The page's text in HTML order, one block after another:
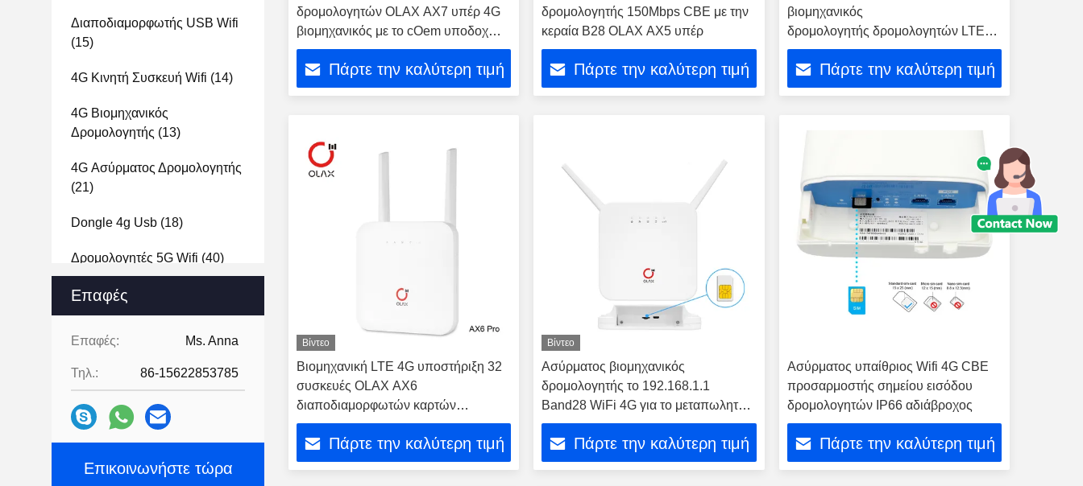
Διαποδιαμορφωτής USB Wifi
(15)
4G Κινητή Συσκευή Wifi (14)
4G Βιομηχανικός
Δρομολογητής (13)
4G Ασύρματος Δρομολογητής
(21)
Dongle 4g Usb (18)
Δρομολογητές 5G Wifi (40)
Dongle 5G Wifi
(23)
Επαφές
Επαφές: Ms. Anna
Τηλ.: 86-15622853785
Επικοινωνήστε τώρα
δρομολογητών OLAX AX7 υπέρ 4G
βιομηχανικός με το cOem υποδοχών
κάρτας Sim
Πάρτε την καλύτερη τιμή
δρομολογητής 150Mbps CBE με την
κεραία B28 OLAX AX5 υπέρ
Πάρτε την καλύτερη τιμή
βιομηχανικός
δρομολογητής δρομολογητών LTE
CAT4 με τη υποδοχή κάρτας Sim
Πάρτε την καλύτερη τιμή
Βίντεο
Βιομηχανική LTE 4G υποστήριξη 32
συσκευές OLAX AX6
διαποδιαμορφωτών καρτών
WAN/LAN δρομολογητών SIM CBE
ασύρματη ΥΠΈΡ
Πάρτε την καλύτερη τιμή
Βίντεο
Ασύρματος βιομηχανικός
δρομολογητής το 192.168.1.1
Band28 WiFi 4G για το μεταπωλητή
OLAX AX6 ΥΠΈΡ
Πάρτε την καλύτερη τιμή
Ασύρματος υπαίθριος Wifi 4G CBE
προσαρμοστής σημείου εισόδου
δρομολογητών IP66 αδιάβροχος
Πάρτε την καλύτερη τιμή